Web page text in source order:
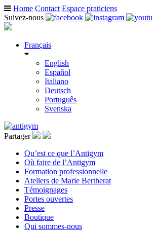
Home Contact Espace praticiens
Suivez-nous
Français
English
Español
Italiano
Deutsch
Português
Svenska
Partager
Qu’est ce que l’Antigym
Où faire de l’Antigym
Formation professionnelle
Ateliers de Marie Bertherat
Témoignages
Portes ouvertes
Presse
Boutique
Qui sommes-nous